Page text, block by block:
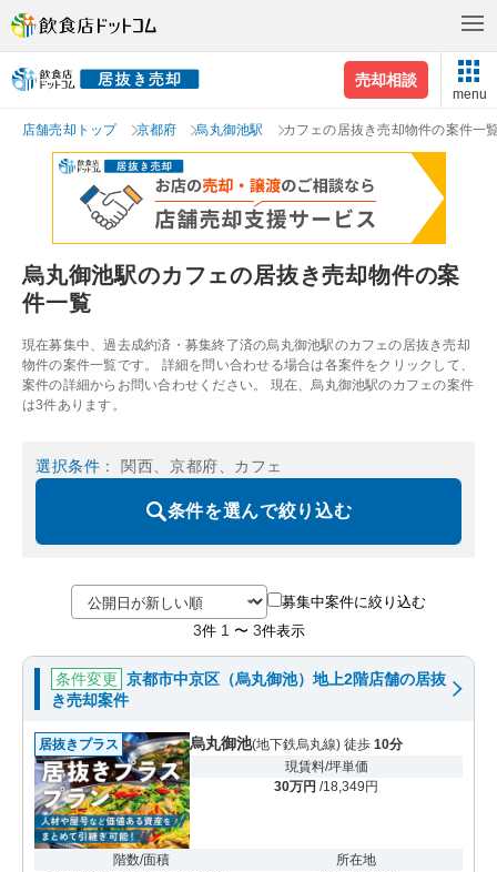
売却相談
menu
店舗売却トップ 京都府 烏丸御池駅 カフェの居抜き売却物件の案件一
烏丸御池駅のカフェの居抜き売却物件の案
件一覧
現在募集中、過去成約済・募集終了済の烏丸御池駅のカフェの居抜き売却
物件の案件一覧です。 詳細を問い合わせる場合は各案件をクリックして、
案件の詳細からお問い合わせください。 現在、烏丸御池駅のカフェの案件
は3件あります。
選択条件 ： 関西、京都府、カフェ
条件を選んで絞り込む
募集中案件に絞り込む
3件 1 〜 3件表示
条件変更 京都市中京区（烏丸御池）地上2階店舗の居抜
き売却案件
居抜きプラス 烏丸御池(地下鉄烏丸線) 徒歩 10分
現賃料/坪単価
30万円 /18,349円
階数/面積
所在地